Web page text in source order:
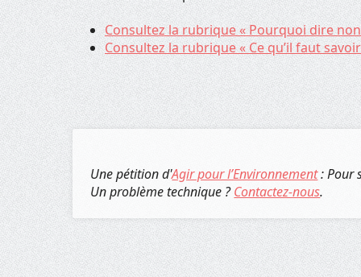
Consultez la rubrique « Pourquoi dire non
Consultez la rubrique « Ce qu’il faut savoir
Une pétition d'Agir pour l’Environnement: Pour
Un problème technique ?Contactez-nous.